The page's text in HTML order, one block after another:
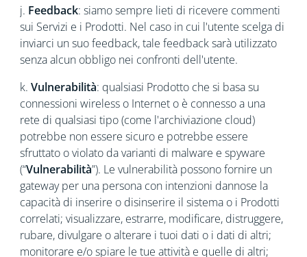
j. Feedback: siamo sempre lieti di ricevere commenti
sui Servizi e i Prodotti. Nel caso in cui l'utente scelga di
inviarci un suo feedback, tale feedback sarà utilizzato
senza alcun obbligo nei confronti dell'utente.
k. Vulnerabilità: qualsiasi Prodotto che si basa su
connessioni wireless o Internet o è connesso a una
rete di qualsiasi tipo (come l'archiviazione cloud)
potrebbe non essere sicuro e potrebbe essere
sfruttato o violato da varianti di malware e spyware
(“Vulnerabilità”). Le vulnerabilità possono fornire un
gateway per una persona con intenzioni dannose la
capacità di inserire o disinserire il sistema o i Prodotti
correlati; visualizzare, estrarre, modificare, distruggere,
rubare, divulgare o alterare i tuoi dati o i dati di altri;
monitorare e/o spiare le tue attività e quelle di altri;